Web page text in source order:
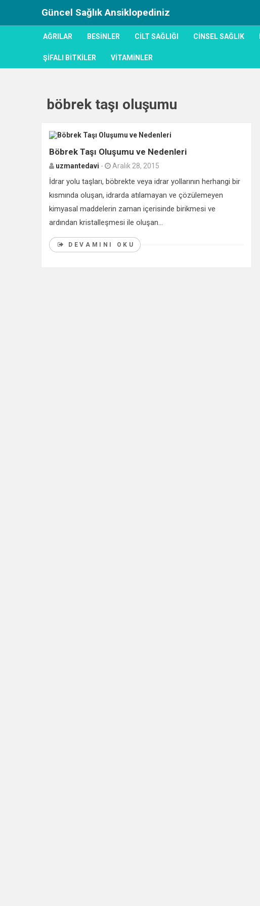
Güncel Sağlık Ansiklopediniz
AĞRILAR BESINLER CILT SAĞLIĞI CINSEL SAĞLIK
ŞIFALI BITKILER VITAMINLER
böbrek taşı oluşumu
Böbrek Taşı Oluşumu ve Nedenleri
uzmantedavi - Aralık 28, 2015
İdrar yolu taşları, böbrekte veya idrar yollarının herhangi bir
kısmında oluşan, idrarda atılamayan ve çözülemeyen
kimyasal maddelerin zaman içerisinde birikmesi ve
ardından kristalleşmesi ile oluşan...
DEVAMINI OKU